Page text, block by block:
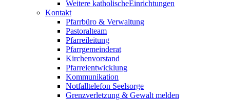
Weitere katholische­­Einrichtungen
Kontakt
Pfarrbüro & Verwaltung
Pastoralteam
Pfarreileitung
Pfarrgemeinderat
Kirchenvorstand
Pfarreientwicklung
Kommunikation
Notfalltelefon Seelsorge
Grenzverletzung & Gewalt melden